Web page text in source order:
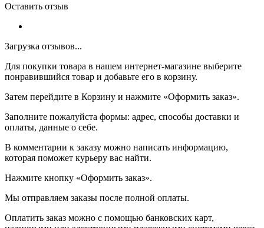
Оставить отзыв
Загрузка отзывов...
Для покупки товара в нашем интернет-магазине выберите
понравившийся товар и добавьте его в корзину.
Затем перейдите в Корзину и нажмите «Оформить заказ».
Заполните пожалуйста формы: адрес, способы доставки и
оплаты, данные о себе.
В комментарии к заказу можно написать информацию,
которая поможет курьеру вас найти.
Нажмите кнопку «Оформить заказ».
Мы отправляем заказы после полной оплаты.
Оплатить заказ можно с помощью банковских карт,